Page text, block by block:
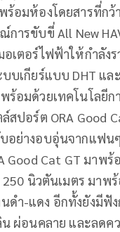
อมห้องโดยสารที่กว้
ารขับขี่ All New
เตอร์ไฟฟ้าให้กำลัง
บเกียร์แบบ DHT แ
ร้อมด้วยเทคโนโลยี
สปอร์ต ORA Good
อย่างอบอุ่นจากแฟน
Good Cat GT มาพ
250 นิวตันเมตร มา
ดำ-แดง อีกทั้งยังมี
น ผ่อนคลาย และลด